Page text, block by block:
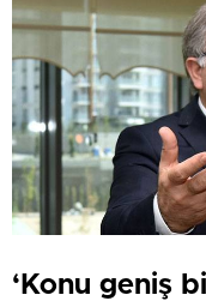
‘Konu geniş